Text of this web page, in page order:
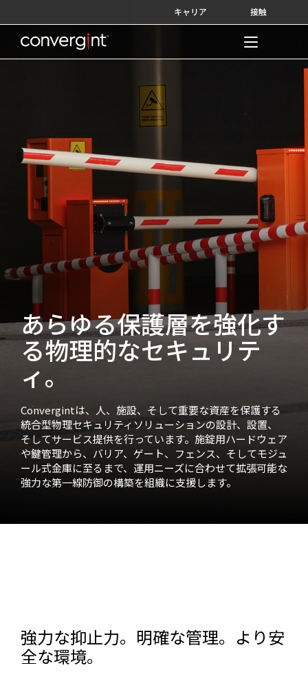
to
content
キャリア 接触
Home
あらゆる保護層を強化す
る物理的なセキュリテ
ィ。
Convergintは、人、施設、そして重要な資産を保護する
統合型物理セキュリティソリューションの設計、設置、
そしてサービス提供を行っています。施錠用ハードウェア
や鍵管理から、バリア、ゲート、フェンス、そしてモジュ
ール式金庫に至るまで、運用ニーズに合わせて拡張可能な
強力な第一線防御の構築を組織に支援します。
強力な抑止力。明確な管理。より安
全な環境。